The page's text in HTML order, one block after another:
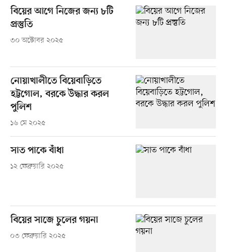
বিয়ের আগে নিজের জন্য ৮টি
প্রস্তুতি
৩০ অক্টোবর ২০২৫
নোয়াখালীতে বিয়েবাড়িতে
হট্টগোল, বরকে উদ্ধার করল
পুলিশ
১৬ মে ২০২৫
সাত পাকে বাঁধা
১২ ফেব্রুয়ারি ২০২৫
বিয়ের সাজে চুলের গয়না
০৩ ফেব্রুয়ারি ২০২৫